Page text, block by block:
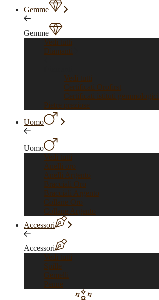
Gemme
Gemme
Vedi tutti
Diamanti
Vedi tutti
Certificati Orofirst
Certificati istituti gemmologici
Pietre preziose
Uomo
Uomo
Vedi tutti
Anelli oro
Anelli Argento
Bracciali Oro
Bracciali Argento
Collane Oro
Collane Argento
Accessori
Accessori
Vedi tutti
Spille
Gemelli
Penne